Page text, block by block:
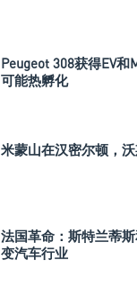
Peugeot 308获得EV和
可能热孵化
米蒙山在汉密尔顿，
法国革命：斯特兰蒂
变汽车行业